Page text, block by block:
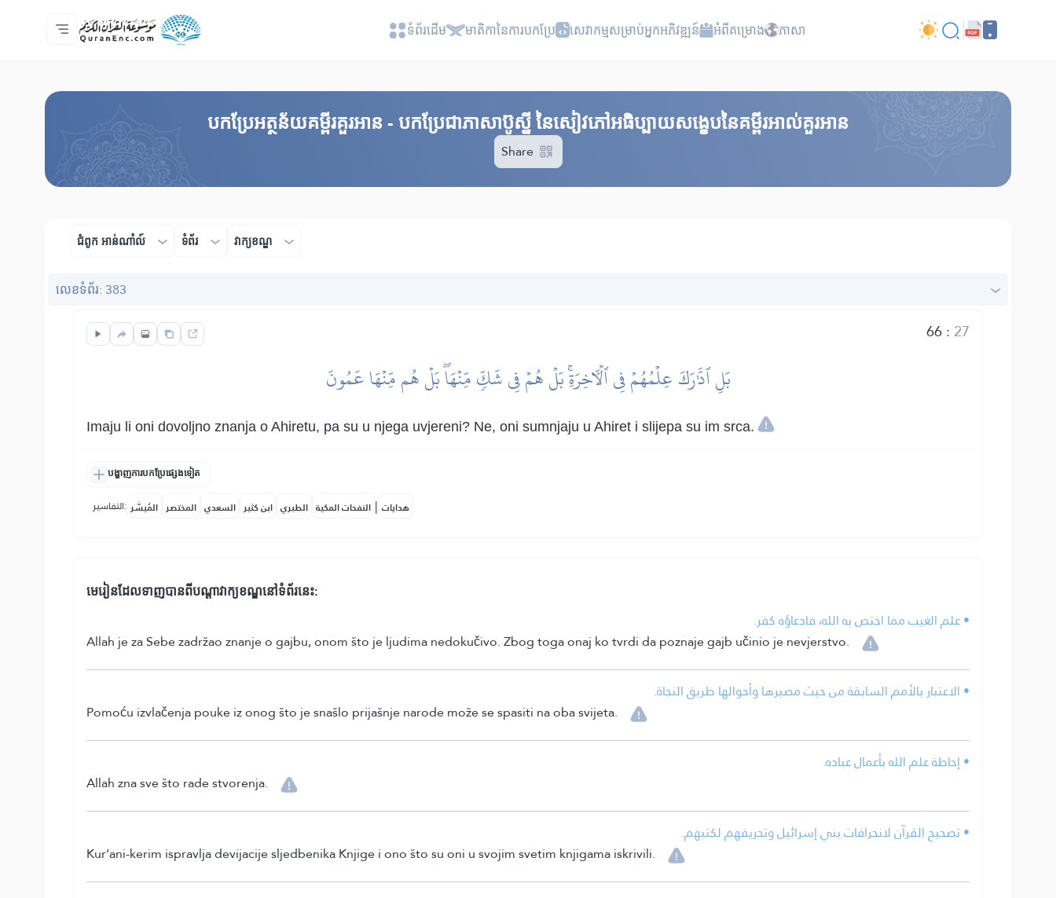
ទំព័រ​ដេីម
មាតិកានៃការបកប្រែ
Audio
សេវាកម្មសម្រាប់អ្នកអភិវឌ្ឍន៍ - API
អំពី​គម្រោង
ទំនាក់ទំងមកកាន់យើងខ្ញុំ
ភាសា ទំព័រ​ដេីម មាតិកានៃការបកប្រែ សេវាកម្មសម្រាប់អ្នកអភិវឌ្ឍន៍ អំពី​គម្រោង ភាសា
បកប្រែអត្ថន័យគម្ពីរគួរអាន - បកប្រែជាភាសាប៊ូស្នី នៃសៀវភៅអធិប្បាយសង្ខេបនៃគម្ពីរអាល់គួរអាន
Share
ជំពូក​ អាន់ណាំល៍ ទំព័រ វាក្យខណ្ឌ
លេខ​ទំព័រ: 383
66: 27
بَلِ ٱدَّٰرَكَ عِلۡمُهُمۡ فِي ٱلۡأٓخِرَةِۚ بَلۡ هُمۡ فِي شَكّٖ مِّنۡهَاۖ بَلۡ هُم مِّنۡهَا عَمُونَ
Imaju li oni dovoljno znanja o Ahiretu, pa su u njega uvjereni? Ne, oni sumnjaju u Ahiret i slijepa su im srca.
បង្ហាញការបកប្រែផ្សេងទៀត
التفاسير: المُيسَّر المختصر السعدي ابن كثير الطبري النفحات المكية | هدايات
មេរៀនដែលទាញបានពីបណ្តាវាក្យខណ្ឌនៅទំព័រនេះ:
• علم الغيب مما اختص به الله، فادعاؤه كفر.
Allah je za Sebe zadržao znanje o gajbu, onom što je ljudima nedokučivo. Zbog toga onaj ko tvrdi da poznaje gajb učinio je nevjerstvo.
• الاعتبار بالأمم السابقة من حيث مصيرها وأحوالها طريق النجاة.
Pomoću izvlačenja pouke iz onog što je snašlo prijašnje narode može se spasiti na oba svijeta.
• إحاطة علم الله بأعمال عباده.
Allah zna sve što rade stvorenja.
• تصحيح القرآن لانحرافات بني إسرائيل وتحريفهم لكتبهم.
Kur’ani-kerim ispravlja devijacije sljedbenika Knjige i ono što su oni u svojim svetim knjigama iskrivili.